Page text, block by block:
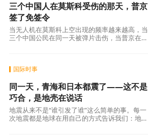
三个中国人在莫斯科受伤的那天，普京
签了免签令
当无人机在莫斯科上空出现的频率越来越高，当
三个中国公民在同一天被弹片击伤，当普京在同
任何人，也不否定任何政策。它只是问给每一个
去的是哪里吗?
国际时事
同一天，青海和日本都震了——这不是
巧合，是地壳在说话
地震从来不是“谁引发了谁”这么简单的事。每一
次地震都是地球在用自己的方式告诉我们：地壳